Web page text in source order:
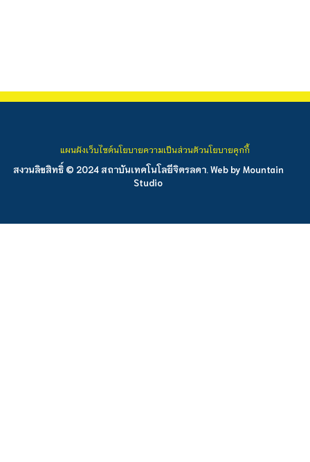
สงวนลิขสิทธิ์ © 2024 สถาบันเทคโนโลยีจิตรลดา. Web by Mountain
Studio
แผนผังเว็บไซต์นโยบายความเป็นส่วนตัวนโยบายคุกกี้